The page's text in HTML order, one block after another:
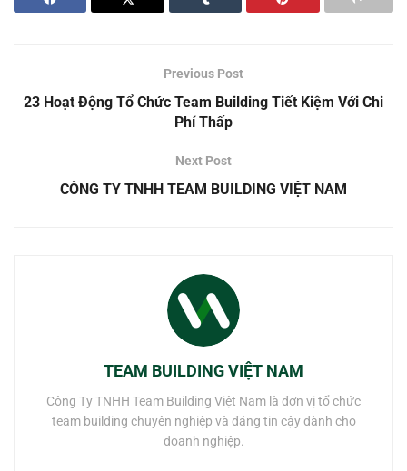
Previous Post
23 Hoạt Động Tổ Chức Team Building Tiết Kiệm Với Chi
Phí Thấp
Next Post
CÔNG TY TNHH TEAM BUILDING VIỆT NAM
TEAM BUILDING VIỆT NAM
Công Ty TNHH Team Building Việt Nam là đơn vị tổ chức
team building chuyên nghiệp và đáng tin cậy dành cho
doanh nghiệp.